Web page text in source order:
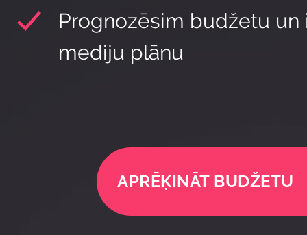
Prognozēsim budžetu un
mediju plānu
APRĒĶINĀT BUDŽETU